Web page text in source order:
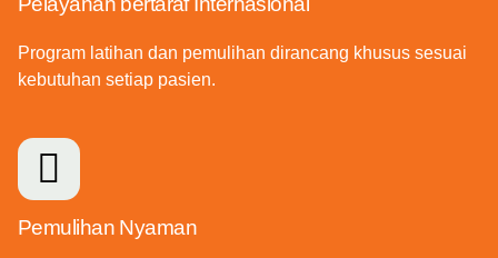
Program latihan dan pemulihan dirancang khusus sesuai
kebutuhan setiap pasien.
Pemulihan Nyaman